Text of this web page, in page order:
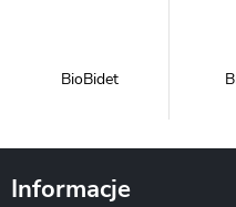
BioBidet
Informacje